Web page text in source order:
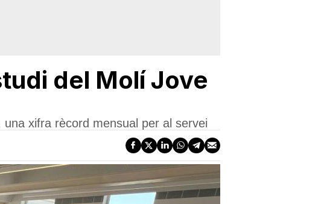
del Molí Jove
una xifra rècord mensual per al servei